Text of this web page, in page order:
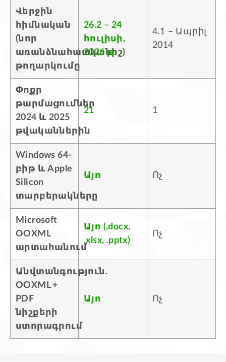
Վերջին
հիմնական
(նոր
առանձնահատկանիշ)
թողարկումը
26.2 – 24
հուլիսի,
2026 թ.
4.1 – Ապրիլ
2014
Փոքր
թարմացումներ
2024 և 2025
թվականներին
21 1
Windows 64-
բիթ և Apple
Silicon
տարբերակները
Այո Ոչ
Microsoft
OOXML
արտահանում
Այո (.docx,
.xlsx, .pptx)
Ոչ
Անվտանգություն.
OOXML +
PDF
նիշքերի
ստորագրում
Այո Ոչ